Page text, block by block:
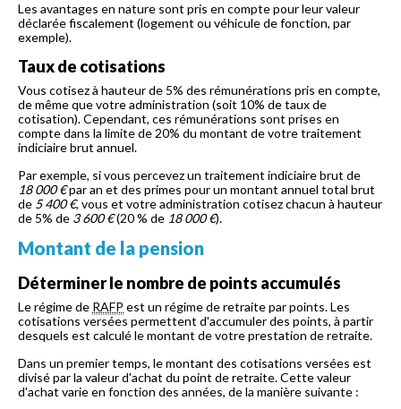
Les avantages en nature sont pris en compte pour leur valeur
déclarée fiscalement (logement ou véhicule de fonction, par
exemple).
Taux de cotisations
Vous cotisez à hauteur de 5% des rémunérations pris en compte,
de même que votre administration (soit 10% de taux de
cotisation). Cependant, ces rémunérations sont prises en
compte dans la limite de 20% du montant de votre traitement
indiciaire brut annuel.
Par exemple, si vous percevez un traitement indiciaire brut de
18 000 €par an et des primes pour un montant annuel total brut
de 5 400 €, vous et votre administration cotisez chacun à hauteur
de 5% de 3 600 €(20 % de 18 000 €).
Montant de la pension
Déterminer le nombre de points accumulés
Le régime de RAFP est un régime de retraite par points. Les
cotisations versées permettent d'accumuler des points, à partir
desquels est calculé le montant de votre prestation de retraite.
Dans un premier temps, le montant des cotisations versées est
divisé par la valeur d'achat du point de retraite. Cette valeur
d'achat varie en fonction des années, de la manière suivante :